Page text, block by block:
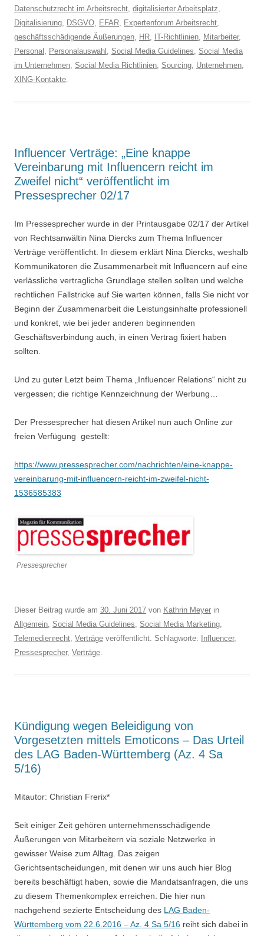
Datenschutzrecht im Arbeitsrecht, digitalisierter Arbeitsplatz,
Digitalisierung, DSGVO, EFAR, Expertenforum Arbeitsrecht,
geschäftsschädigende Äußerungen, HR, IT-Richtlinien, Mitarbeiter,
Personal , Personalauswahl , Social Media Guidelines, Social Media
im Unternehmen, Social Media Richtlinien, Sourcing, Unternehmen,
XING-Kontakte.
Influencer Verträge: „Eine knappe
Vereinbarung mit Influencern reicht im
Zweifel nicht“ veröffentlicht im
Pressesprecher 02/17
Im Pressesprecher wurde in der Printausgabe 02/17 der Artikel
von Rechtsanwältin Nina Diercks zum Thema Influencer
Verträge veröffentlicht. In diesem erklärt Nina Diercks, weshalb
Kommunikatoren die Zusammenarbeit mit Influencern auf eine
verlässliche vertragliche Grundlage stellen sollten und welche
rechtlichen Fallstricke auf Sie warten können, falls Sie nicht vor
Beginn der Zusammenarbeit die Leistungsinhalte professionell
und konkret, wie bei jeder anderen beginnenden
Geschäftsverbindung auch, in einen Vertrag fixiert haben
sollten.
Und zu guter Letzt beim Thema „Influencer Relations“ nicht zu
vergessen; die richtige Kennzeichnung der Werbung…
Der Pressesprecher hat diesen Artikel nun auch Online zur
freien Verfügung gestellt:
https://www.pressesprecher.com/nachrichten/eine-knappe-
vereinbarung-mit-influencern-reicht-im-zweifel-nicht-
1536585383
Pressesprecher
Dieser Beitrag wurde am 30. Juni 2017 von Kathrin Meyer in
Allgemein, Social Media Guidelines, Social Media Marketing,
Telemedienrecht, Verträge veröffentlicht. Schlagworte: Influencer,
Pressesprecher, Verträge.
Kündigung wegen Beleidigung von
Vorgesetzten mittels Emoticons – Das Urteil
des LAG Baden-Württemberg (Az. 4 Sa
5/16)
Mitautor: Christian Frerix*
Seit einiger Zeit gehören unternehmensschädigende
Äußerungen von Mitarbeitern via soziale Netzwerke in
gewisser Weise zum Alltag. Das zeigen
Gerichtsentscheidungen, mit denen wir uns auch hier Blog
bereits beschäftigt haben, sowie die Mandatsanfragen, die uns
zu diesem Themenkomplex erreichen. Die hier nun
nachgehend sezierte Entscheidung des LAG Baden-
Württemberg vom 22.6.2016 – Az. 4 Sa 5/16 reiht sich dabei in